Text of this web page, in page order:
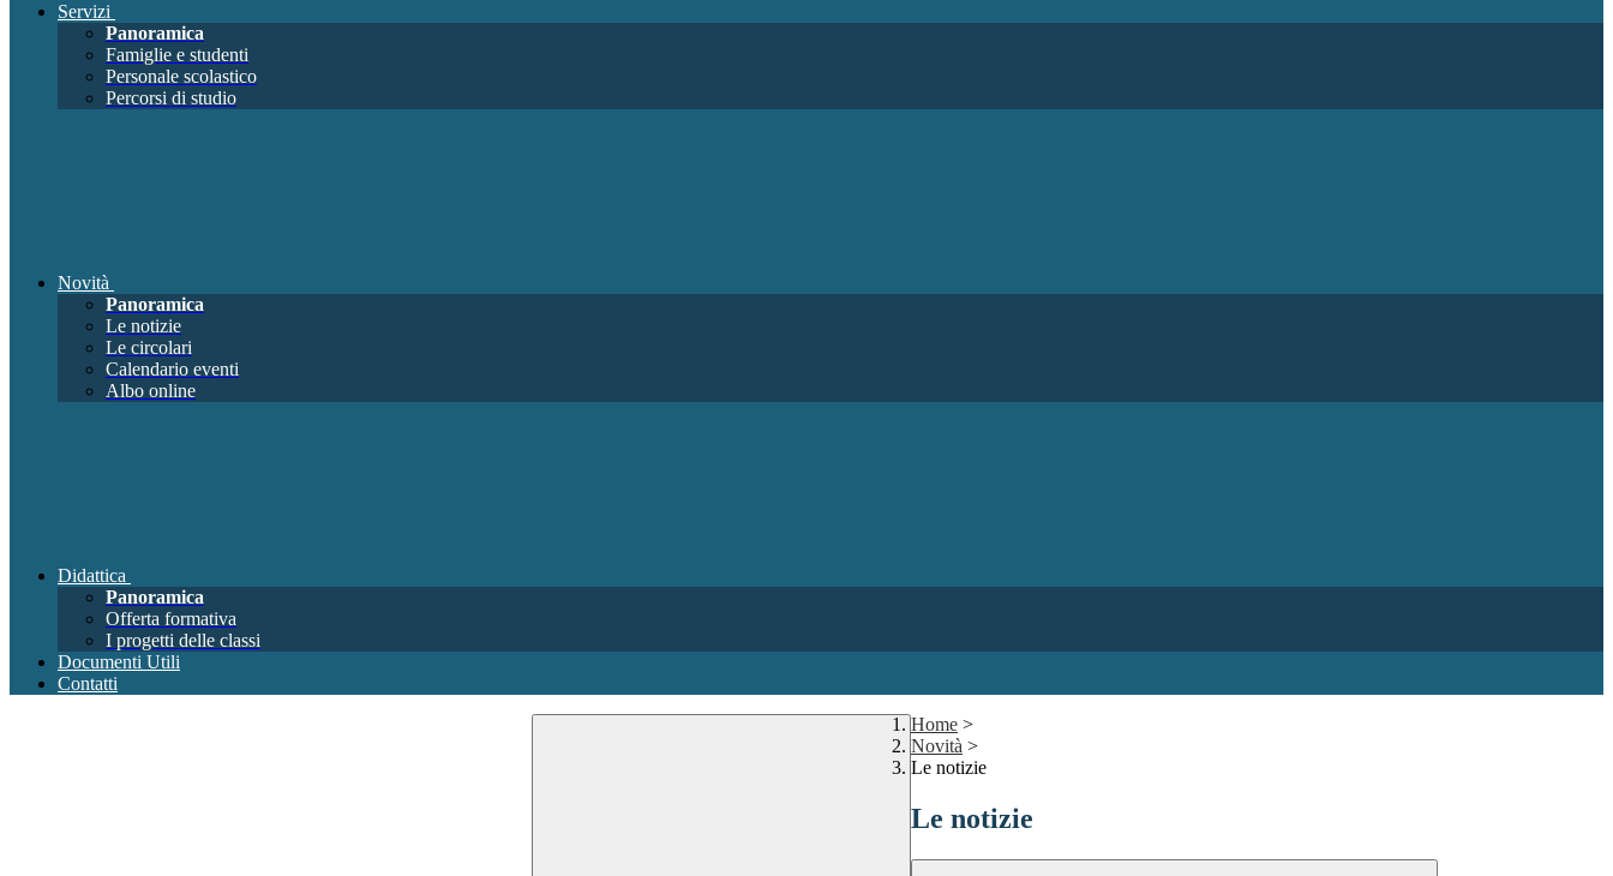
Servizi
Panoramica
Famiglie e studenti
Personale scolastico
Percorsi di studio
Novità
Panoramica
Le notizie
Le circolari
Calendario eventi
Albo online
Didattica
Panoramica
Offerta formativa
I progetti delle classi
Documenti Utili
Contatti
Home >
Novità >
Le notizie
Le notizie